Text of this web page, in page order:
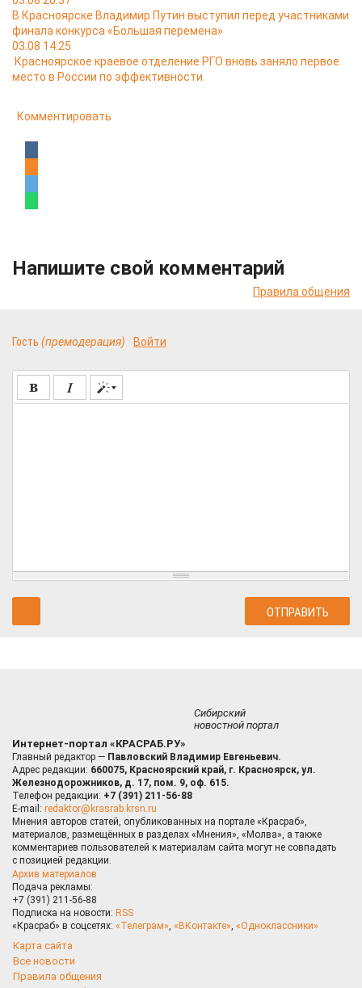
В Красноярске Владимир Путин выступил перед участниками
финала конкурса «Большая перемена»
03.08 14:25
Красноярское краевое отделение РГО вновь заняло первое
место в России по эффективности
Комментировать
Напишите свой комментарий
Правила общения
Гость (премодерация) Войти
Сибирский
новостной портал
Интернет-портал «КРАСРАБ.РУ»
Главный редактор — Павловский Владимир Евгеньевич.
Адрес редакции: 660075, Красноярский край, г. Красноярск, ул.
Железнодорожников, д. 17, пом. 9, оф. 615.
Телефон редакции: +7 (391) 211-56-88
E-mail: redaktor@krasrab.krsn.ru
Мнения авторов статей, опубликованных на портале «Красраб»,
материалов, размещённых в разделах «Мнения», «Молва», а также
комментариев пользователей к материалам сайта могут не совпадать
с позицией редакции.
Архив материалов
Подача рекламы:
+7 (391) 211-56-88
Подписка на новости: RSS
«Красраб» в соцсетях: «Телеграм», «ВКонтакте», «Одноклассники»
Карта сайта
Все новости
Правила общения